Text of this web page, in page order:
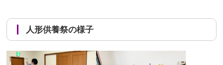
人形供養祭の様子